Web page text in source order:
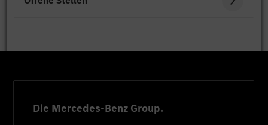
Die Mercedes-Benz Group.